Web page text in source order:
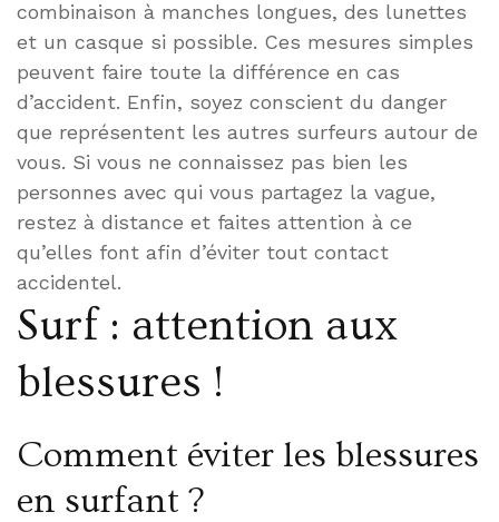
combinaison à manches longues, des lunettes
et un casque si possible. Ces mesures simples
peuvent faire toute la différence en cas
d’accident. Enfin, soyez conscient du danger
que représentent les autres surfeurs autour de
vous. Si vous ne connaissez pas bien les
personnes avec qui vous partagez la vague,
restez à distance et faites attention à ce
qu’elles font afin d’éviter tout contact
accidentel.
Surf : attention aux
blessures !
Comment éviter les blessures
en surfant ?